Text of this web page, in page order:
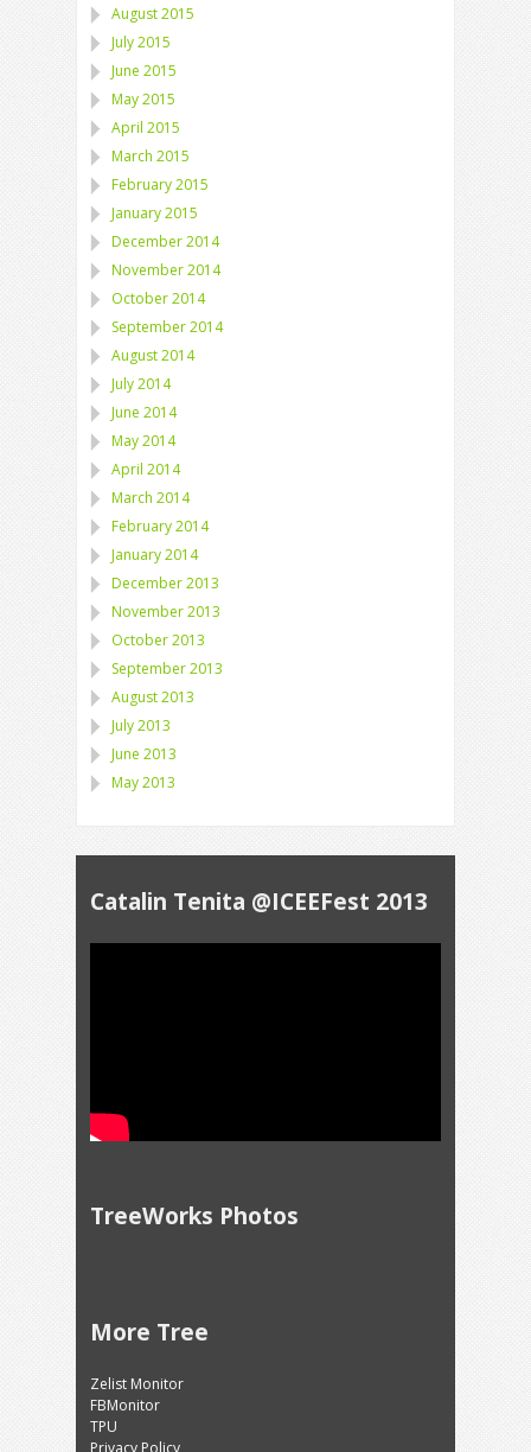
August 2015
July 2015
June 2015
May 2015
April 2015
March 2015
February 2015
January 2015
December 2014
November 2014
October 2014
September 2014
August 2014
July 2014
June 2014
May 2014
April 2014
March 2014
February 2014
January 2014
December 2013
November 2013
October 2013
September 2013
August 2013
July 2013
June 2013
May 2013
Catalin Tenita @ICEEFest 2013
TreeWorks Photos
More Tree
Zelist Monitor
FBMonitor
TPU
Privacy Policy